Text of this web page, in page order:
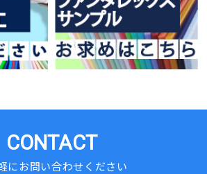
CONTACT
にお問い合わせください